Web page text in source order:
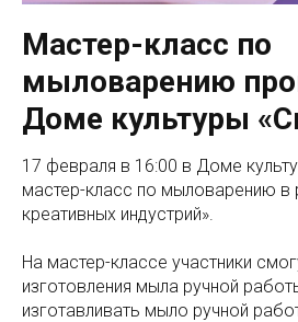
Мастер-класс по
мыловарению
Доме культуры
17 февраля в 16:00 в Доме
мастер-класс по мыловарению в
креативных индустрий».
На мастер-классе участники
изготовления мыла ручной
изготавливать мыло ручной